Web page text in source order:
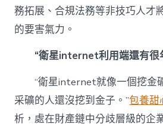
務拓展、合規法務等非技巧人才
的要害氣力。
“衛星internet利用端還有很
“衛星internet就像一個挖金
采礦的人還沒挖到金子。”包養甜
析，處在財產鏈中分歧層級的企